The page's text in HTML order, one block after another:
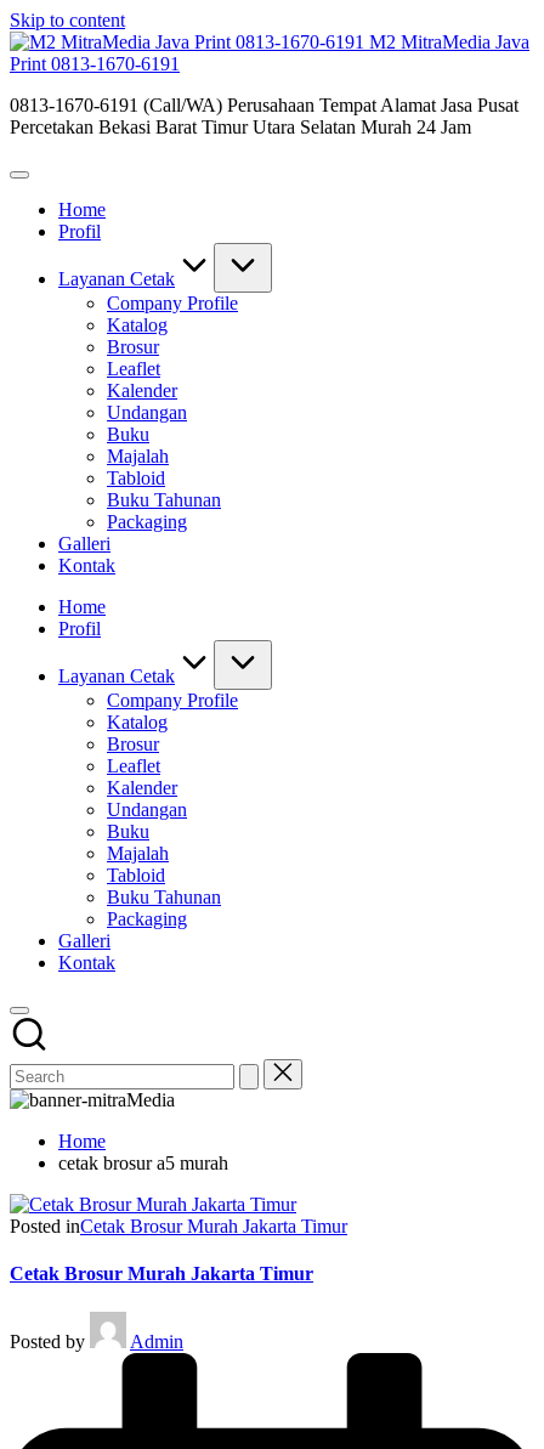
Skip to content
M2 MitraMedia Java
Print 0813-1670-6191
0813-1670-6191 (Call/WA) Perusahaan Tempat Alamat Jasa Pusat
Percetakan Bekasi Barat Timur Utara Selatan Murah 24 Jam
Home
Profil
Layanan Cetak
Company Profile
Katalog
Brosur
Leaflet
Kalender
Undangan
Buku
Majalah
Tabloid
Buku Tahunan
Packaging
Galleri
Kontak
Home
Profil
Layanan Cetak
Company Profile
Katalog
Brosur
Leaflet
Kalender
Undangan
Buku
Majalah
Tabloid
Buku Tahunan
Packaging
Galleri
Kontak
Home
cetak brosur a5 murah
Posted inCetak Brosur Murah Jakarta Timur
Cetak Brosur Murah Jakarta Timur
Posted by Admin